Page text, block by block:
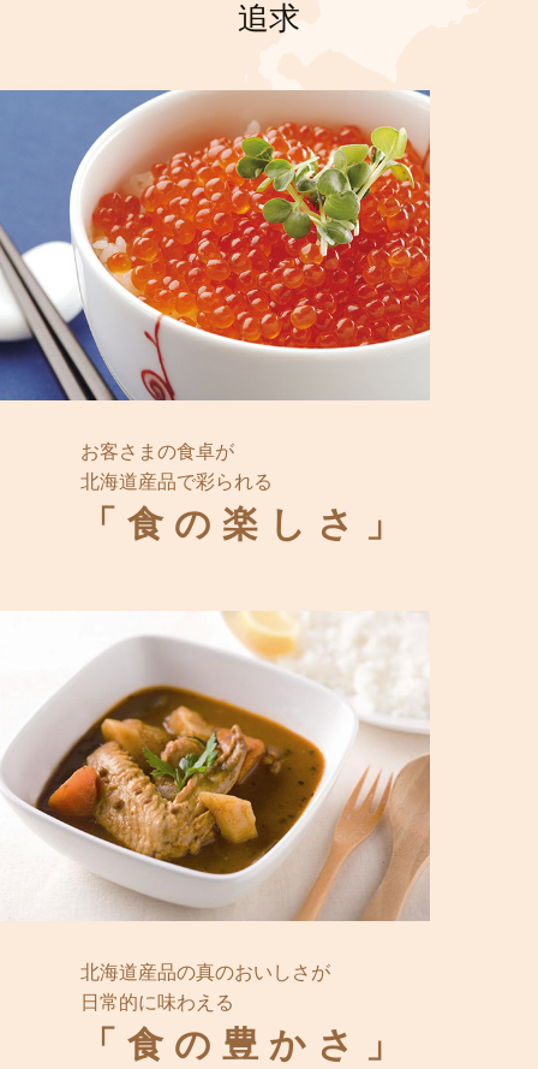
追求
お客さまの食卓が
北海道産品で彩られる
「食の楽しさ」
北海道産品の真のおいしさが
日常的に味わえる
「食の豊かさ」